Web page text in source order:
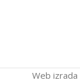
Web izrada